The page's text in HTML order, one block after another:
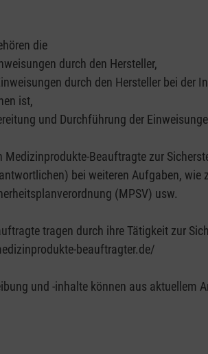
die
durch den Hersteller,
durch den Hersteller bei
ist,
und Durchführung der
Beauftragte zur
bei weiteren Aufgaben,
(MPSV) usw.
tragen durch ihre Tätigkeit zur
beauftragter.de/
und -inhalte können aus aktuellem